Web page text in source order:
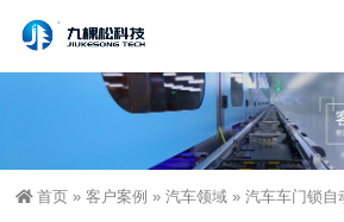
首页 » 客户案例 » 汽车领域 » 汽车车门锁自